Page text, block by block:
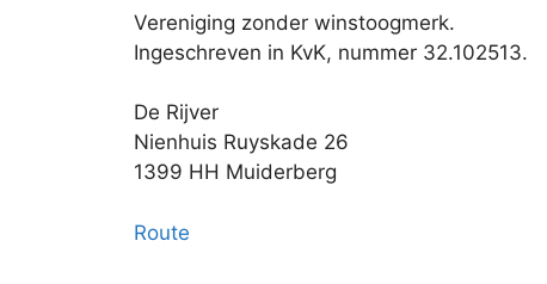
Vereniging zonder winstoogmerk.
Ingeschreven in KvK, nummer 32.102513.
De Rijver
Nienhuis Ruyskade 26
1399 HH Muiderberg
Route